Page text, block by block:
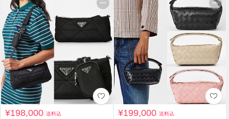
¥198,000送料込 ¥199,000送料込